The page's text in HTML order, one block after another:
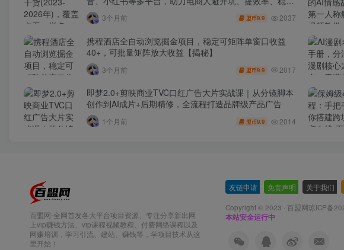
利(更新4月)
3个月前 盟币9.9 2037
携程酒店全自动浏览掘金项目，稳定可矩阵单窗口收益
40+，可批量矩阵放大收益【揭秘】
3个月前 盟币9.9 2017
即梦2.0+剪映商业TVC口红广告大片实战课｜从分镜脚本
创作到AI成片+后期精修，全流程打造品牌级产品广告
1个月前 盟币9.9 2014
百盟网-全网首发各大平台项目资源、专注分享新出网
上vip赚钱方法、vip课程视频教程、付费网络课程以及
网赚培训，学习引流、建站、赚钱等，学项目技术从这
里开始！
友链申请 免责声明 关于我们
Copyright © 2023 · 百盟网琼ICP备
本站安全运行中